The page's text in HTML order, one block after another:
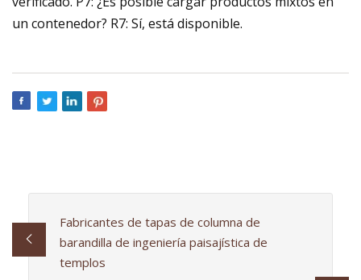
un contenedor? R7: Sí, está disponible.
Fabricantes de tapas de columna de
barandilla de ingeniería paisajística de
templos